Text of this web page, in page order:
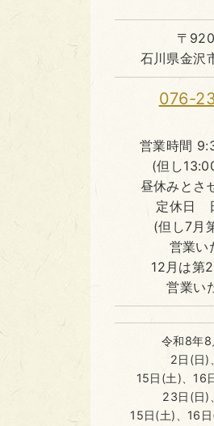
〒
石川県金沢
076-
営業時間
(但し
昼休みとさ
定休日
(但し7月
営業い
12月は第
営業い
令和8年8
2日(日)
15日(土)、16
23日(日)
15日(土)、16